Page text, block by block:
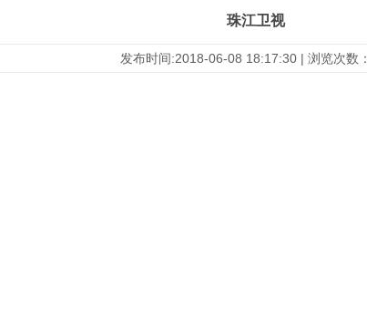
珠江卫视
发布时间:2018-06-08 18:17:30 | 浏览次数：